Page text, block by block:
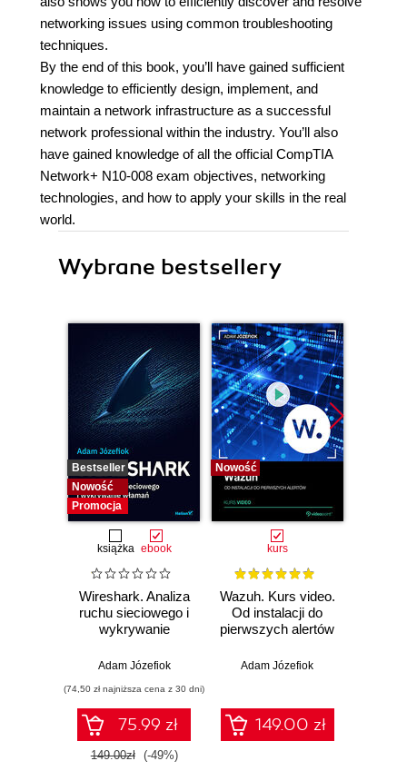
networking issues using common troubleshooting
techniques.
By the end of this book, you’ll have gained sufficient
knowledge to efficiently design, implement, and
maintain a network infrastructure as a successful
network professional within the industry. You’ll also
have gained knowledge of all the official CompTIA
Network+ N10-008 exam objectives, networking
technologies, and how to apply your skills in the real
world.
Wybrane bestsellery
Bestseller
Nowość
Promocja
książka ebook
Wireshark. Analiza
ruchu sieciowego i
wykrywanie
Adam Józefiok
(74,50 zł najniższa cena z 30 dni)
75.99 zł
149.00zł (-49%)
Nowość
kurs
Wazuh. Kurs video.
Od instalacji do
pierwszych alertów
Adam Józefiok
149.00 zł